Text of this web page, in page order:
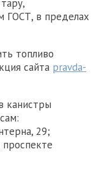
ГОСТ, в пределах
топливо
сайта pravda-
канистры
29;
проспекте